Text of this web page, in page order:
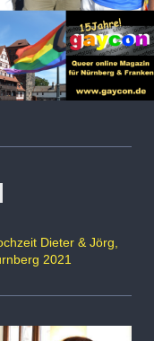
Dieter & Jörg,
2021